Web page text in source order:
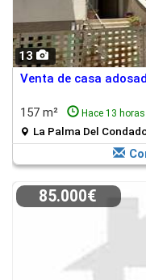
13
Venta de casa
157 m² Hace 13 horas
La Palma Del
85.000€